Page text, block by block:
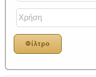
Φίλτρο